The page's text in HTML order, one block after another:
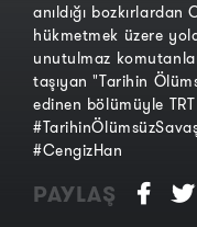
anıldığı
hükmetmek üzere
unutulmaz
taşıyan "Tarihin
edinen bölümüyle
#CengizHan
PAYLAŞ